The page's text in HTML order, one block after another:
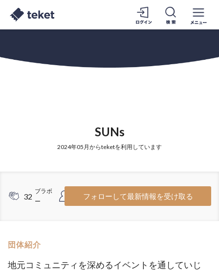
SUNs
2024年05月からteketを利用しています
32
ブラボ
ー
ー
フォローして最新情報を受け取る
団体紹介
地元コミュニティを深めるイベントを通していじ